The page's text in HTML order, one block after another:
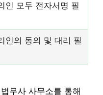
인 모두 전자서명 필
인의 동의 및 대리 필
무사 사무소를 통해